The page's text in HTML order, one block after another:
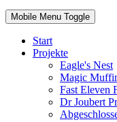
Mobile Menu Toggle
Start
Projekte
Eagle's Nest
Magic
Fast Eleven
Dr Joubert